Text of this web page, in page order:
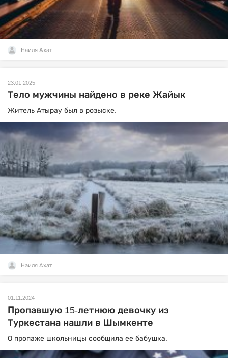
Наиля Ахат
23.01.2025
Тело мужчины найдено в реке Жайык
Житель Атырау был в розыске.
Наиля Ахат
01.11.2024
Пропавшую 15-летнюю девочку из
Туркестана нашли в Шымкенте
О пропаже школьницы сообщила ее бабушка.